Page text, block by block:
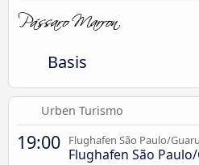
Basis
Urben Turismo
19:00 Flughafen São Paulo/
Flughafen São